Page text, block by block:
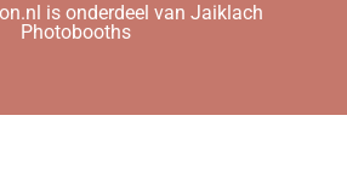
is onderdeel van Jaiklach
Photobooths